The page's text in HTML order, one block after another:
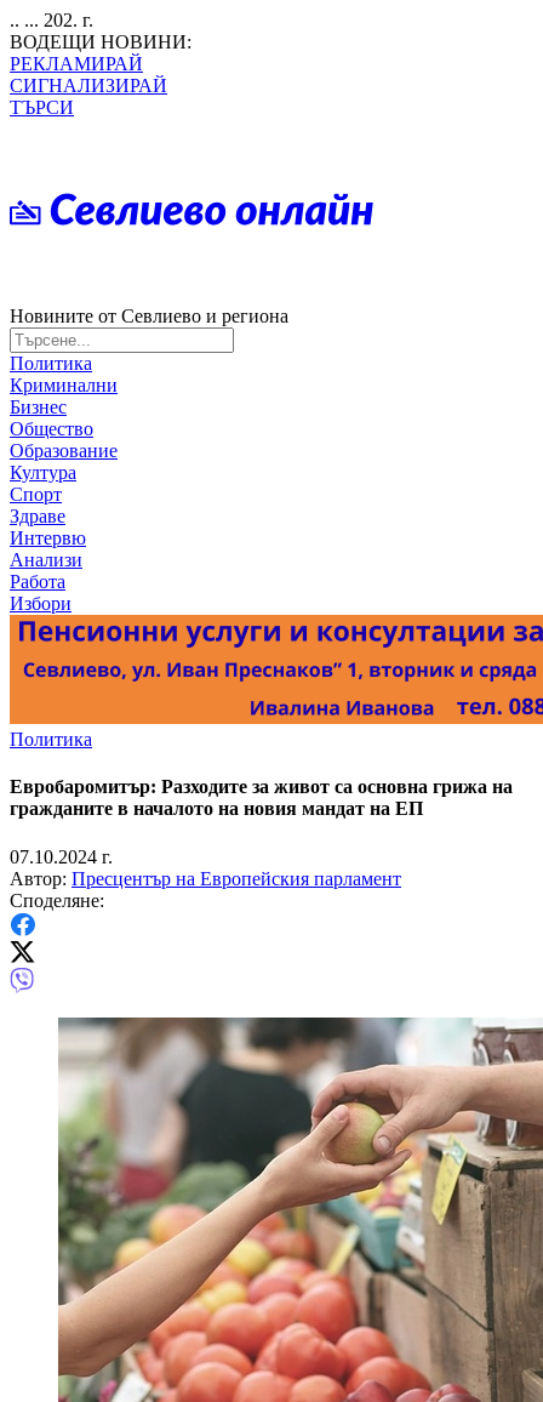
.. ... 202. г.
ВОДЕЩИ НОВИНИ:
РЕКЛАМИРАЙ
СИГНАЛИЗИРАЙ
ТЪРСИ
Новините от Севлиево и региона
Политика
Криминални
Бизнес
Общество
Образование
Култура
Спорт
Здраве
Интервю
Анализи
Работа
Избори
Политика
Евробаромитър: Разходите за живот са основна грижа на
гражданите в началото на новия мандат на ЕП
07.10.2024 г.
Автор: Пресцентър на Европейския парламент
Споделяне: